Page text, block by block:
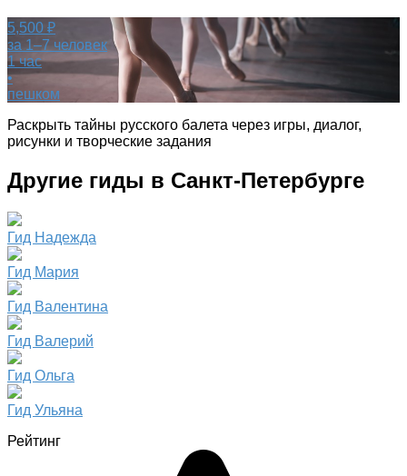
5,500 ₽
за 1–7 человек
1 час
•
пешком
Раскрыть тайны русского балета через игры, диалог,
рисунки и творческие задания
Другие гиды в Санкт-Петербурге
Гид Надежда
Гид Мария
Гид Валентина
Гид Валерий
Гид Ольга
Гид Ульяна
Рейтинг